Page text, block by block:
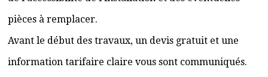
pièces à remplacer.
Avant le début des travaux, un devis gratuit et une
information tarifaire claire vous sont communiqués.